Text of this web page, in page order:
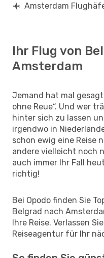
Amsterdam
Ihr Flug von
Amsterdam
Jemand hat mal
ohne Reue“. Und wer
hinter sich zu lassen
irgendwo in
schon ewig eine Reise
andere vielleicht noch
auch immer Ihr Fall
richtig!
Bei Opodo finden Sie
Belgrad nach
Ihre Reise. Verlassen
Reiseagentur für Ihr